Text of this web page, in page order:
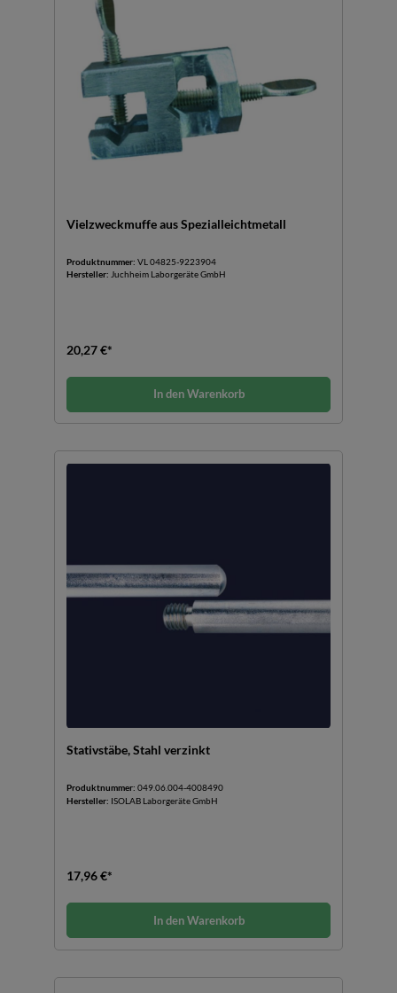
Vielzweckmuffe aus Spezialleichtmetall
Produktnummer: VL 04825-9223904
Hersteller: Juchheim Laborgeräte GmbH
20,27 €*
In den Warenkorb
Stativstäbe, Stahl verzinkt
Produktnummer: 049.06.004-4008490
Hersteller: ISOLAB Laborgeräte GmbH
17,96 €*
In den Warenkorb